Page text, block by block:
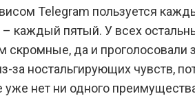
Telegram пользуется
– каждый пятый. У всех
скромные, да и проголосовали
за ностальгирующих чувств,
уже нет ни одного